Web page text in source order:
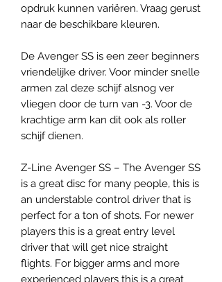
opdruk kunnen variëren. Vraag gerust
naar de beschikbare kleuren.
De Avenger SS is een zeer beginners
vriendelijke driver. Voor minder snelle
armen zal deze schijf alsnog ver
vliegen door de turn van -3. Voor de
krachtige arm kan dit ook als roller
schijf dienen.
Z-Line Avenger SS – The Avenger SS
is a great disc for many people, this is
an understable control driver that is
perfect for a ton of shots. For newer
players this is a great entry level
driver that will get nice straight
flights. For bigger arms and more
experienced players this is a great